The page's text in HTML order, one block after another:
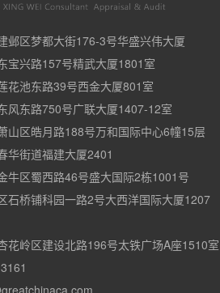
邺区梦都大街176-3号华盛兴伟大厦
宝兴路157号精武大厦1801室
花池东路39号西金大厦801室
风东路750号广联大厦1407-12室
山区皓月路188号万和国际中心6幢15层
华街道福建大厦2401
牛区蜀西路46号盛大国际2栋1001号
石桥铺科园一路2号大西洋国际大厦1207
花岭区建设北路196号太铁广场A座1510室